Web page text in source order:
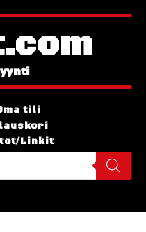
tili
Linkit